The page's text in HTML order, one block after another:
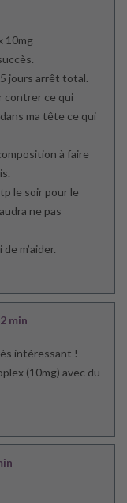
10mg
jours arrêt total.
contrer ce qui
ma tête ce qui
à faire
le soir pour le
ne pas
m’aider.
min
intéressant !
(10mg) avec du